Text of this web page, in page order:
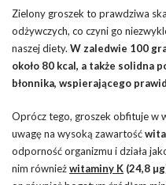
Zielony groszek to prawdziwa
odżywczych, co czyni go
naszej diety. W zaledwie 100
około 80 kcal, a także solidna
błonnika, wspierającego
Oprócz tego, groszek obfituje w
uwagę na wysoką zawartość
odporność organizmu i działa
nim równieżwitaminy K (24,8